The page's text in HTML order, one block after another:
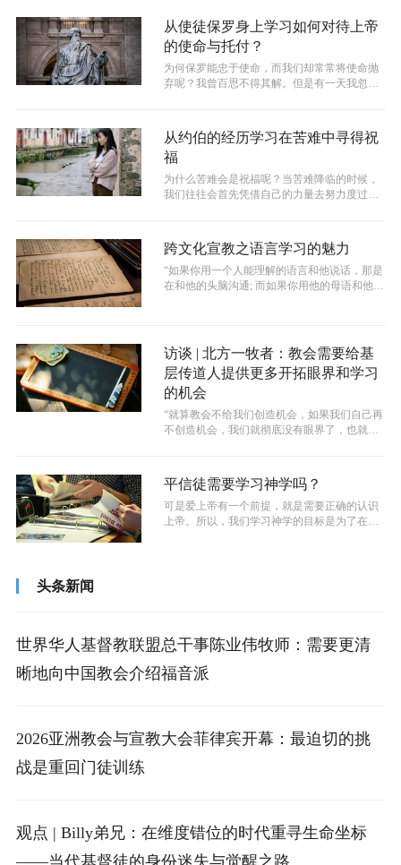
从使徒保罗身上学习如何对待上帝
的使命与托付？
为何保罗能忠于使命，而我们却常常将使命抛
弃呢？我曾百思不得其解。但是有一天我忽然
从约伯的经历学习在苦难中寻得祝
福
为什么苦难会是祝福呢？当苦难降临的时候，
我们往往会首先凭借自己的力量去努力度过。
跨文化宣教之语言学习的魅力
“如果你用一个人能理解的语言和他说话，那是
在和他的头脑沟通; 而如果你用他的母语和他说
访谈 | 北方一牧者：教会需要给基
层传道人提供更多开拓眼界和学习
的机会
“就算教会不给我们创造机会，如果我们自己再
不创造机会，我们就彻底没有眼界了，也就没
平信徒需要学习神学吗？
可是爱上帝有一个前提，就是需要正确的认识
上帝。所以，我们学习神学的目标是为了在更
头条新闻
世界华人基督教联盟总干事陈业伟牧师：需要更清
晰地向中国教会介绍福音派
2026亚洲教会与宣教大会菲律宾开幕：最迫切的挑
战是重回门徒训练
观点 | Billy弟兄：在维度错位的时代重寻生命坐标
——当代基督徒的身份迷失与觉醒之路